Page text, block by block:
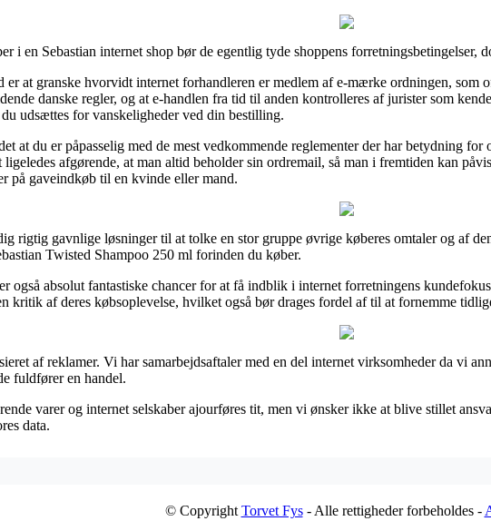
i en Sebastian internet shop bør de egentlig tyde shoppens forretningsbetingelser,
er at granske hvorvidt internet forhandleren er medlem af e-mærke ordningen, som
danske regler, og at e-handlen fra tid til anden kontrolleres af jurister som
du udsættes for vanskeligheder ved din bestilling.
at du er påpasselig med de mest vedkommende reglementer der har betydning
afgørende, at man altid beholder sin ordremail, så man i fremtiden kan
på gaveindkøb til en kvinde eller mand.
rigtig gavnlige løsninger til at tolke en stor gruppe øvrige køberes omtaler og af
Twisted Shampoo 250 ml forinden du køber.
også absolut fantastiske chancer for at få indblik i internet forretningens
kritik af deres købsoplevelse, hvilket også bør drages fordel af til at fornemme
af reklamer. Vi har samarbejdsaftaler med en del internet virksomheder da vi
fuldfører en handel.
varer og internet selskaber ajourføres tit, men vi ønsker ikke at blive stillet
data.
© Copyright Torvet Fys- Alle rettigheder forbeholdes -